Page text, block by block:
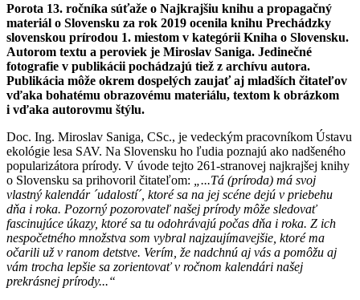
Porota 13. ročníka súťaže o Najkrajšiu knihu a propagačný
materiál o Slovensku za rok 2019 ocenila knihu Prechádzky
slovenskou prírodou 1. miestom v kategórii Kniha o Slovensku.
Autorom textu a peroviek je Miroslav Saniga. Jedinečné
fotografie v publikácii pochádzajú tiež z archívu autora.
Publikácia môže okrem dospelých zaujať aj mladších čitateľov
vďaka bohatému obrazovému materiálu, textom k obrázkom
i vďaka autorovmu štýlu.
Doc. Ing. Miroslav Saniga, CSc., je vedeckým pracovníkom Ústavu
ekológie lesa SAV. Na Slovensku ho ľudia poznajú ako nadšeného
popularizátora prírody. V úvode tejto 261-stranovej najkrajšej knihy
o Slovensku sa prihovoril čitateľom:
„...Tá (príroda) má svoj
vlastný kalendár ´udalostí´, ktoré sa na jej scéne dejú v priebehu
dňa i roka. Pozorný pozorovateľ našej prírody môže sledovať
fascinujúce úkazy, ktoré sa tu odohrávajú počas dňa i roka. Z ich
nespočetného množstva som vybral najzaujímavejšie, ktoré ma
očarili už v ranom detstve. Verím, že nadchnú aj vás a pomôžu aj
vám trocha lepšie sa zorientovať v ročnom kalendári našej
prekrásnej prírody...“